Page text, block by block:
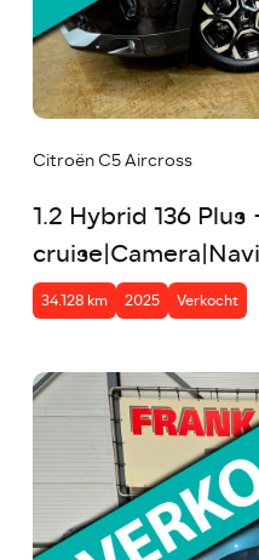
Citroën C5 Aircross
1.2 Hybrid 136
34.128 km 2025 Verkocht